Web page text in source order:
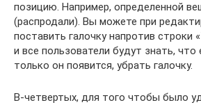
позицию. Например, определенной
(распродали). Вы можете при
поставить галочку напротив строки
и все пользователи будут знать, что
только он появится, убрать галочку.
В-четвертых, для того чтобы было